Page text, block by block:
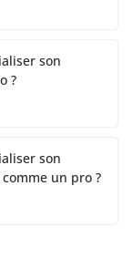
son
?
son
un pro ?